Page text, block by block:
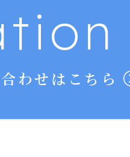
わせはこちら